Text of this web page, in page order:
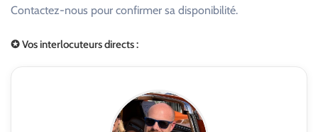
Contactez-nous pour confirmer sa disponibilité.
✪ Vos interlocuteurs directs :